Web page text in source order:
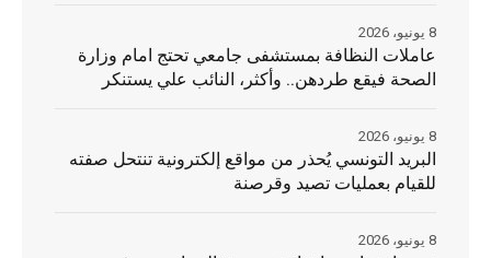
عاملات النظافة بمستشفى جامعي تحتج امام وزارة
الصحة فيقع طردهن.. وأكثر، النائب علي يستنكر
8 يونيو، 2026
البريد التونسي يُحذر من مواقع إلكترونية تنتحل صفته
للقيام بعمليات تصيد وقرصنة
8 يونيو، 2026
8 يونيو، 2026